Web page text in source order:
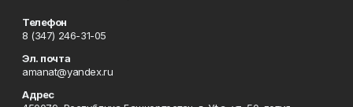
Телефон
8 (347) 246-31-05
Эл. почта
amanat@yandex.ru
Адрес